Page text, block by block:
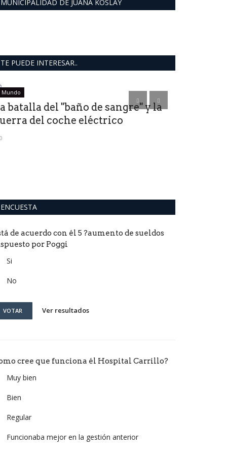
MUNICIPALIDAD DE JUANA KOSLAY
TE PUEDE INTERESAR..
Mundo
batalla del "baño de sangre" y la
del coche eléctrico
0
ENCUESTA
de acuerdo con él 5 ?aumento de sueldos
por Poggi
Si
No
VOTAR Ver resultados
cree que funciona él Hospital Carrillo?
Muy bien
Bien
Regular
Funcionaba mejor en la gestión anterior